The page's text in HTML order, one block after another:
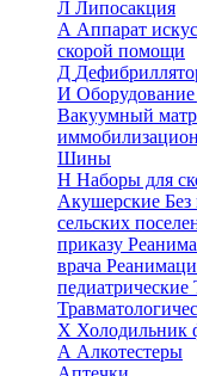
Л Липосакция
А Аппарат
скорой помощи
Д
И
Вакуумный
Шины
Н Наборы для
Акушерские
сельских
приказу
врача
педиатрические
Х Холодильник
А Алкотестеры